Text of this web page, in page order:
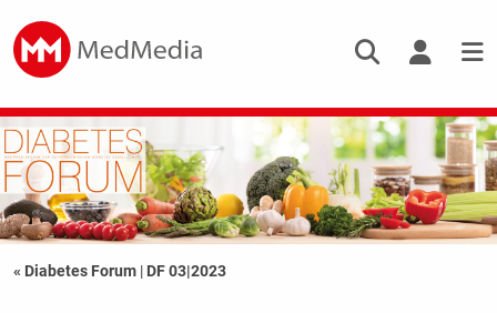
« Diabetes Forum | DF 03|2023